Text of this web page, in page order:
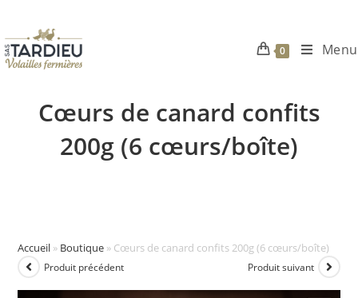
content
0 Menu
Cœurs de canard confits
200g (6 cœurs/boîte)
Accueil » Boutique » Cœurs de canard confits 200g (6 cœurs/boîte)
Produit précédent Produit suivant